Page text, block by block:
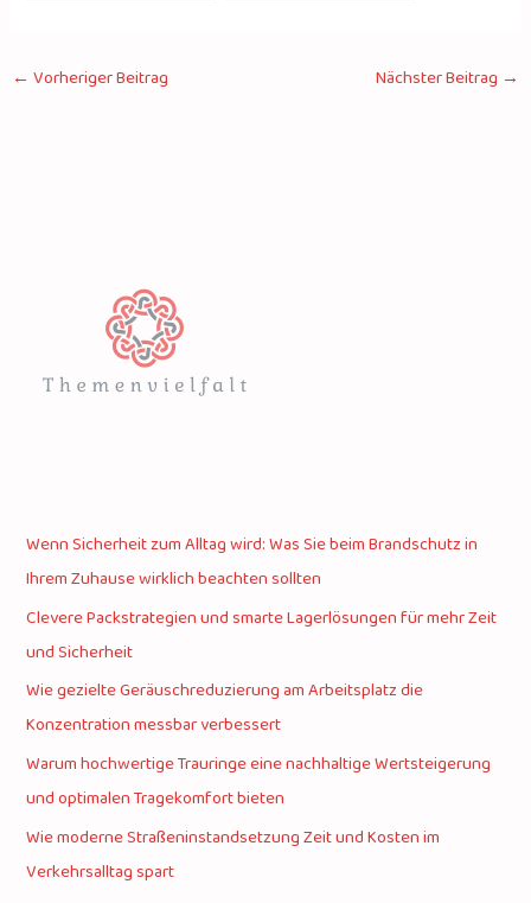
← Vorheriger Beitrag Nächster Beitrag →
Wenn Sicherheit zum Alltag wird: Was Sie beim Brandschutz in
Ihrem Zuhause wirklich beachten sollten
Clevere Packstrategien und smarte Lagerlösungen für mehr Zeit
und Sicherheit
Wie gezielte Geräuschreduzierung am Arbeitsplatz die
Konzentration messbar verbessert
Warum hochwertige Trauringe eine nachhaltige Wertsteigerung
und optimalen Tragekomfort bieten
Wie moderne Straßeninstandsetzung Zeit und Kosten im
Verkehrsalltag spart